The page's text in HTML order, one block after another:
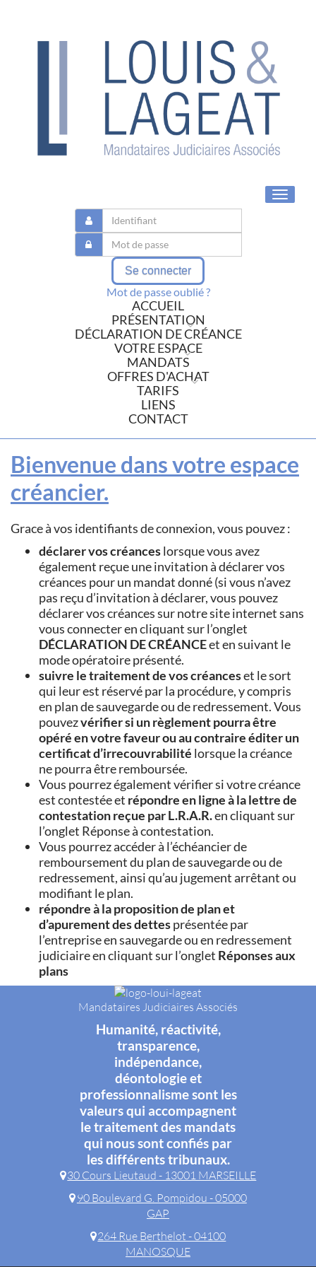
Toggle
Se connecter
Mot de passe oublié ?
ACCUEIL
PRÉSENTATION
DÉCLARATION DE CRÉANCE
VOTRE ESPACE
MANDATS
OFFRES D'ACHAT
TARIFS
LIENS
CONTACT
Bienvenue dans votre espace
créancier.
Grace à vos identifiants de connexion, vous pouvez :
déclarer vos créanceslorsque vous avez
également reçue une invitation à déclarer vos
créances pour un mandat donné (si vous n’avez
pas reçu d’invitation à déclarer, vous pouvez
déclarer vos créances sur notre site internet sans
vous connecter en cliquant sur l’onglet
DÉCLARATION DE CRÉANCEet en suivant le
mode opératoire présenté.
suivre le traitement de vos créanceset le sort
qui leur est réservé par la procédure, y compris
en plan de sauvegarde ou de redressement. Vous
pouvezvérifier si un règlement pourra être
opéré en votre faveur ou au contraire éditer un
certificat d’irrecouvrabilité lorsque la créance
ne pourra être remboursée.
Vous pourrez également vérifier si votre créance
est contestée et répondre en ligne à la lettre de
contestation reçue par L.R.A.R.en cliquant sur
l’onglet Réponse à contestation.
Vous pourrez accéder à l’échéancier de
remboursement du plan de sauvegarde ou de
redressement, ainsi qu’au jugement arrêtant ou
modifiant le plan.
répondre à la proposition de plan et
d’apurement des dettesprésentée par
l’entreprise en sauvegarde ou en redressement
judiciaire en cliquant sur l’onglet Réponses aux
plans
Mandataires Judiciaires Associés
Humanité, réactivité,
transparence,
indépendance,
déontologie et
professionnalisme sont les
valeurs qui accompagnent
le traitement des mandats
qui nous sont confiés par
les différents tribunaux.
30 Cours Lieutaud - 13001 MARSEILLE
90 Boulevard G. Pompidou - 05000
GAP
264 Rue Berthelot - 04100
MANOSQUE